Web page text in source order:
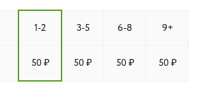
1-2 3-5 6-8 9+
50 ₽ 50 ₽ 50 ₽ 50 ₽